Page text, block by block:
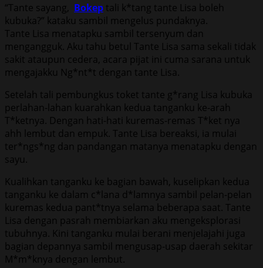
“Tante sayang, Bokep tali k*tang tante Lisa boleh
kubuka?” kataku sambil mengelus pundaknya.
Tante Lisa menatapku sambil tersenyum dan
mengangguk. Aku tahu betul Tante Lisa sama sekali tidak
sakit ataupun cedera, acara pijat ini cuma sarana untuk
mengajakku Ng*nt*t dengan tante Lisa.
Setelah tali pembungkus toket tante g*rang Lisa kubuka
perlahan-lahan kuarahkan kedua tanganku ke-arah
T*ketnya. Dengan hati-hati kuremas-remas T*ket nya
ahh lembut dan empuk. Tante Lisa bereaksi, ia mulai
ter*ngs*ng dan pandangan matanya menatapku dengan
sayu.
Kualihkan tanganku ke bagian bawah, kuselipkan kedua
tanganku ke dalam c*lana d*lamnya sambil pelan-pelan
kuremas kedua pant*tnya selama beberapa saat. Tante
Lisa dengan pasrah membiarkan aku mengeksplorasi
tubuhnya. Kini tanganku mulai berani menjelajahi juga
bagian depannya sambil mengusap-usap daerah sekitar
M*m*knya dengan lembut.